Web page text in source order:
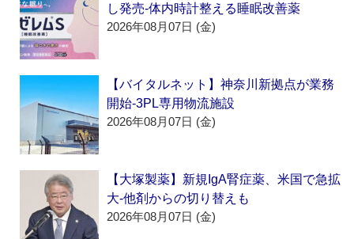
し発売‐体内時計整える睡眠改善薬
2026年08月07日 (金)
【バイタルネット】神奈川新拠点が業務
開始‐3PL専用物流施設
2026年08月07日 (金)
【大塚製薬】新規IgA腎症薬、米国で急拡
大‐他剤からの切り替えも
2026年08月07日 (金)